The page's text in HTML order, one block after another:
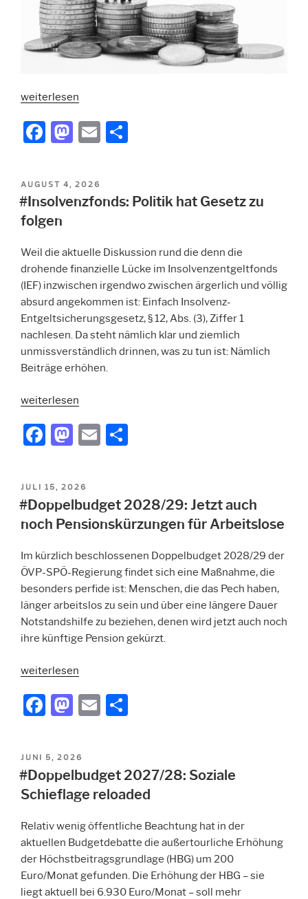
„#Mattle
die
Pensionen:
Unkenntnis“
weiterlesen
F
c
e
b
o
o
k
M
st
o
n
E
l
n
VERÖFFENTLICHT
AM
AUGUST 4, 2026
#Insolvenzfonds: Politik hat Gesetz zu
folgen
Weil die aktuelle Diskussion rund die denn die
drohende finanzielle Lücke im Insolvenzentgeltfonds
(IEF) inzwischen irgendwo zwischen ärgerlich und völlig
absurd angekommen ist: Einfach Insolvenz-
Entgeltsicherungsgesetz, § 12, Abs. (3), Ziffer 1
nachlesen. Da steht nämlich klar und ziemlich
unmissverständlich drinnen, was zu tun ist: Nämlich
Beiträge erhöhen.
„#Insolvenzfonds:
hat
Gesetz
folgen“
weiterlesen
F
c
e
b
o
o
k
M
st
o
d
o
n
E
l
n
VERÖFFENTLICHT
AM
JULI 15, 2026
#Doppelbudget 2028/29: Jetzt auch
noch Pensionskürzungen für Arbeitslose
Im kürzlich beschlossenen Doppelbudget2028/29 der
ÖVP-SPÖ-Regierung findet sich eine Maßnahme, die
besonders perfide ist: Menschen, die das Pech haben,
länger arbeitslos zu sein und über eine längere Dauer
Notstandshilfe zu beziehen, denen wird jetzt auch noch
ihre künftige Pension gekürzt.
„#Doppelbudget
Jetzt
auch
Pensionskürzungen
für
Arbeitslose“
weiterlesen
F
c
e
b
o
o
k
M
st
o
d
o
n
E
l
n
VERÖFFENTLICHT
AM
JUNI 5, 2026
#Doppelbudget 2027/28: Soziale
Schieflage reloaded
Relativ wenig öffentliche Beachtung hat in der
aktuellen Budgetdebatte die außertourliche Erhöhung
der Höchstbeitragsgrundlage (HBG) um 200
Euro/Monat gefunden. Die Erhöhung der HBG – sie
liegt aktuell bei 6.930 Euro/Monat – soll mehr